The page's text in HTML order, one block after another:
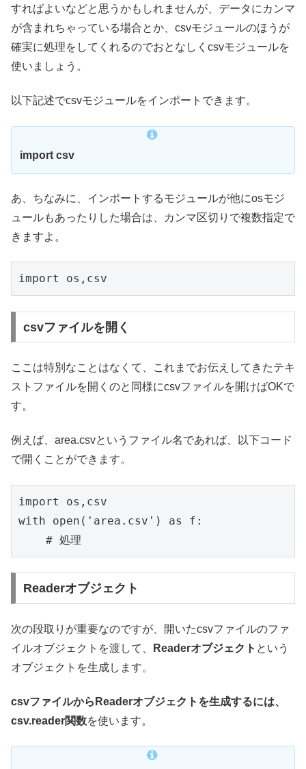
すればよいなどと思うかもしれませんが、データにカンマ
が含まれちゃっている場合とか、csvモジュールのほうが
確実に処理をしてくれるのでおとなしくcsvモジュールを
使いましょう。
以下記述でcsvモジュールをインポートできます。
import csv
あ、ちなみに、インポートするモジュールが他にosモジ
ュールもあったりした場合は、カンマ区切りで複数指定で
きますよ。
csvファイルを開く
ここは特別なことはなくて、これまでお伝えしてきたテキ
ストファイルを開くのと同様にcsvファイルを開けばOKで
す。
例えば、area.csvというファイル名であれば、以下コード
で開くことができます。
import os,csv
with open('area.csv') as f:
Readerオブジェクト
次の段取りが重要なのですが、開いたcsvファイルのファ
イルオブジェクトを渡して、
Readerオブジェクト という
オブジェクトを生成します。
csvファイルからReaderオブジェクトを生成するには、
csv.reader関数を使います。